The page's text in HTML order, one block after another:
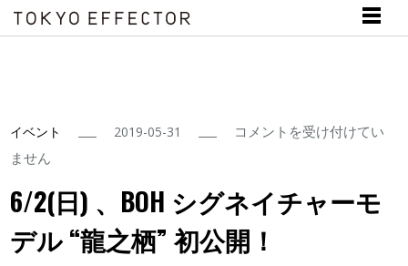
イベント 2019-05-31
6/2(日)
シ
グ
コメントを受け付けてい
ません
6/2(日) 、BOH シグネイチャーモ
デル “龍之栖” 初公開！